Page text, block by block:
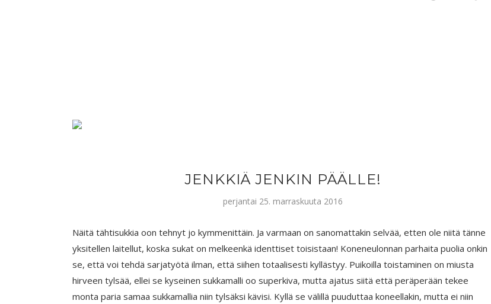
JENKKIÄ JENKIN PÄÄLLE!
perjantai 25. marraskuuta 2016
Näitä tähtisukkia oon tehnyt jo kymmenittäin. Ja varmaan on sanomattakin selvää, etten ole niitä tänne
yksitellen laitellut, koska sukat on melkeenkä identtiset toisistaan! Koneneulonnan parhaita puolia onkin
se, että voi tehdä sarjatyötä ilman, että siihen totaalisesti kyllästyy. Puikoilla toistaminen on miusta
hirveen tylsää, ellei se kyseinen sukkamalli oo superkiva, mutta ajatus siitä että peräperään tekee
monta paria samaa sukkamallia niin tylsäksi kävisi. Kyllä se välillä puuduttaa koneellakin, mutta ei niin